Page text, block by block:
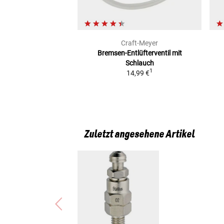
Aprilia RSV4 R (APRC/ABS) (RSV4R)
Aprilia DORSODURO SMV 1200 (TV)
Ducati 749/S (749S/04)
KTM 620 LC4 LSE (620LC4LSE)
Aprilia PEGASO 650 (GA)
Moto Guzzi 850 LE MANS III (VF)
BMW R 100 R (247E/0486)
Aprilia TUONO V4 1100 RR /FACTORY (TUONOV4/
BMW R 100 RT (0446)
Moto Guzzi 850 T3 CALIFORNIA (850T3)
Ducati 748 R (ZDM748)
Moto Guzzi V35 IMOLA (PC-V35)
Ducati PANIGALE 1299 S (EURO 3) (H9/S)
Craft-Meyer
Bremsen-Entlüfterventil mit
Schlauch
14,99 €1
Zuletzt angesehene Artikel